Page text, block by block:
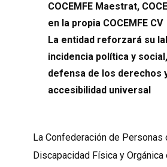
COCEMFE Maestrat,
en la propia COCEMFE CV
La entidad reforzará su
incidencia política y
defensa de los derechos
accesibilidad universal
La Confederación de Personas
Discapacidad Física y Orgánica